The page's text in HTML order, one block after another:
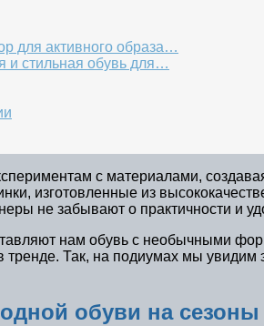
для активного образа…
и стильная обувь для…
с материалами,
изготовленные из
не забывают о практичности и
нам обувь с необычными
Так, на подиумах мы
обуви на сезоны